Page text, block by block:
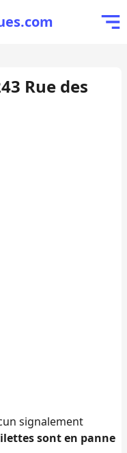
Rue des
signalement
sont en panne